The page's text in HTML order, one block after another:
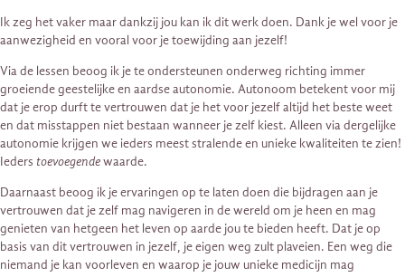
Ik zeg het vaker maar dankzij jou kan ik dit werk doen. Dank je wel voor je
aanwezigheid en vooral voor je toewijding aan jezelf!
Via de lessen beoog ik je te ondersteunen onderweg richting immer
groeiende geestelijke en aardse autonomie. Autonoom betekent voor mij
dat je erop durft te vertrouwen dat je het voor jezelf altijd het beste weet
en dat misstappen niet bestaan wanneer je zelf kiest. Alleen via dergelijke
autonomie krijgen we ieders meest stralende en unieke kwaliteiten te zien!
Ieders toevoegendewaarde.
Daarnaast beoog ik je ervaringen op te laten doen die bijdragen aan je
vertrouwen dat je zelf mag navigeren in de wereld om je heen en mag
genieten van hetgeen het leven op aarde jou te bieden heeft. Dat je op
basis van dit vertrouwen in jezelf, je eigen weg zult plaveien. Een weg die
niemand je kan voorleven en waarop je jouw unieke medicijn mag